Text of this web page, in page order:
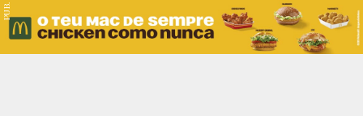
PUB.